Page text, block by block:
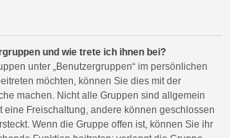
und wie trete ich ihnen bei?
unter „Benutzergruppen“ im persönlichen
möchten, können Sie dies mit der
machen. Nicht alle Gruppen sind allgemein
eine Freischaltung, andere können geschlossen
Wenn die Gruppe offen ist, können Sie ihr